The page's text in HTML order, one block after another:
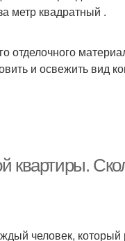
метр квадратный .
отделочного
и освежить вид
квартиры.
человек,